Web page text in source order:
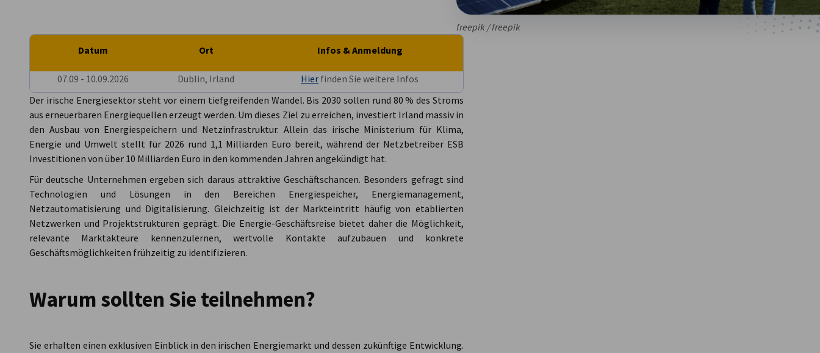
freepik / freepik
Datum
Ort Infos & Anmeldung
07.09 - 10.09.2026 Dublin, Irland Hier finden Sie weitere Infos
Der irische Energiesektor steht vor einem tiefgreifenden Wandel. Bis 2030 sollen rund 80 % des Stroms
aus erneuerbaren Energiequellen erzeugt werden. Um dieses Ziel zu erreichen, investiert Irland massiv in
den Ausbau von Energiespeichern und Netzinfrastruktur. Allein das irische Ministerium für Klima,
Energie und Umwelt stellt für 2026 rund 1,1 Milliarden Euro bereit, während der Netzbetreiber ESB
Investitionen von über 10 Milliarden Euro in den kommenden Jahren angekündigt hat.
Für deutsche Unternehmen ergeben sich daraus attraktive Geschäftschancen. Besonders gefragt sind
Technologien und Lösungen in den Bereichen Energiespeicher, Energiemanagement,
Netzautomatisierung und Digitalisierung. Gleichzeitig ist der Markteintritt häufig von etablierten
Netzwerken und Projektstrukturen geprägt. Die Energie-Geschäftsreise bietet daher die Möglichkeit,
relevante Marktakteure kennenzulernen, wertvolle Kontakte aufzubauen und konkrete
Geschäftsmöglichkeiten frühzeitig zu identifizieren.
Warum sollten Sie teilnehmen?
Sie erhalten einen exklusiven Einblick in den irischen Energiemarkt und dessen zukünftige Entwicklung.